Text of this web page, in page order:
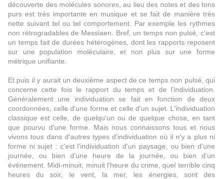
découverte des molécules sonores, au lieu des notes et des tons
purs est très importante en musique et se fait de manière très
nette suivant tel ou tel comportement. Par exemple les rythmes
non rétrogradables de Messiaen. Bref, un temps non pulsé, c'est
un temps fait de durées hétérogènes, dont les rapports reposent
sur une population moléculaire, et non plus sur une forme
métrique unifiante.
Et puis il y aurait un deuxième aspect de ce temps non pulsé, qui
concerne cette fois le rapport du temps et de l'individuation.
Généralement une individuation se fait en fonction de deux
coordonnées, celle d'une forme et celle d'un sujet. L'individuation
classique est celle, de quelqu'un ou de quelque chose, en tant
que pourvu d'une forme. Mais nous connaissons tous et nous
vivons tous dans d'autres types d'individuation où il n'y a plus ni
forme ni sujet : c'est l'individuation d'un paysage, ou bien d'une
journée, ou bien d'une heure de la journée, ou bien d'un
événement. Midi-minuit, minuit l'heure du crime, quel terrible cinq
heures du soir, le vent, la mer, les énergies, sont des